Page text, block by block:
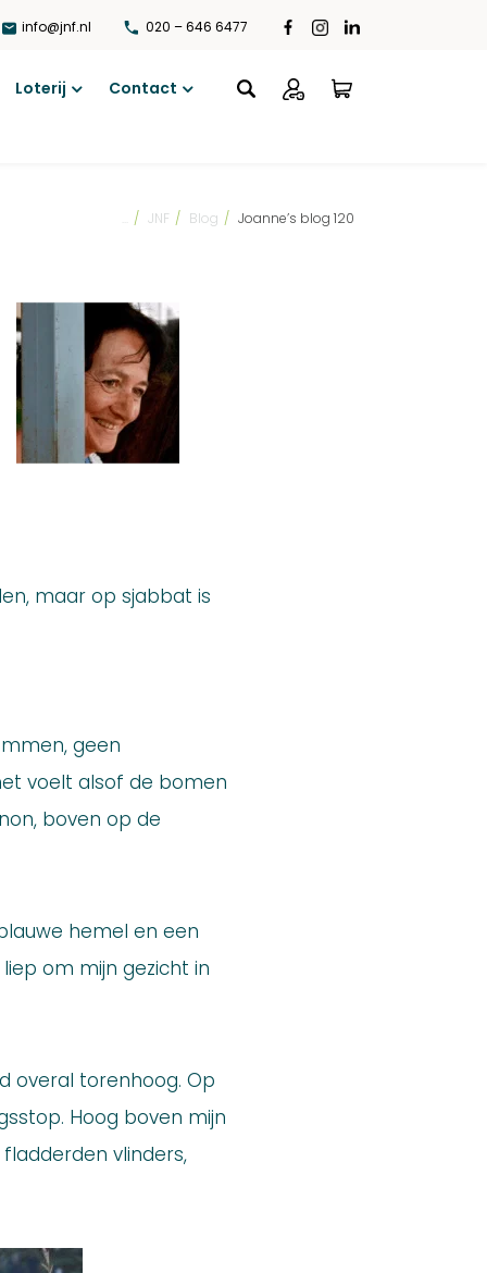
info@jnf.nl 020 – 646 6477
Loterij Contact
/ JNF / Blog / Joanne’s blog 120
maar op sjabbat is
geen
voelt alsof de bomen
boven op de
hemel en een
om mijn gezicht in
overal torenhoog. Op
Hoog boven mijn
vlinders,